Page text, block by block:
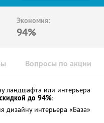
Экономия:
94%
Вопросы по акции
ландшафта или интерьера
до 94%:
дизайну интерьера «База»